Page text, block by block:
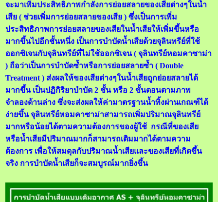
จะมาเพิ่มประสิทธิภาพกำลังการย่อยสลายของเสียต่างๆในน้ำ
เสีย ( ช่วยเพิ่มการย่อยสลายของเสีย ) ซึ่งเป็นการเพิ่ม
ประสิทธิภาพการย่อยสลายของเสียในน้ำเสียให้เพิ่มขึ้นหรือ
มากขึ้นไปอีกชั้นหนึ่ง เป็นการบำบัดน้ำเสียด้วยจุลินทรีย์ที่ใช้
ออกซิเจนกับจุลินทรีย์ที่ไม่ใช้ออกซิเจน ( จุลินทรีย์หอมคาซาม่า
) ถือว่าเป็นการบำบัดซ้ำหรือการย่อยสลายซ้ำ ( Double
Treatment ) ส่งผลให้ของเสียต่างๆในน้ำเสียถูกย่อยสลายได้
มากขึ้น เป็นปฏิกิริยาบำบัด 2 ชั้น หรือ 2 ขั้นตอนตามภาพ
จำลองด้านล่าง ซึ่งจะส่งผลให้ค่ามาตรฐานน้ำทิ้งผ่านเกณฑ์ได้
ง่ายขึ้น จุลินทรีย์หอมคาซาม่าสามารถเพิ่มปริมาณจุลินทรีย์
มากหรือน้อยได้ตามความต้องการของผู้ใช้ กรณีที่ของเสีย
หรือน้ำเสียมีปริมาณมากก็สามารถเติมมากได้ตามความ
ต้องการ เพื่อให้สมดุลกับปริมาณน้ำเสียและของเสียที่เกิดขึ้น
จริง การบำบัดน้ำเสียก็จะสมบูรณ์มากยิ่งขึ้น